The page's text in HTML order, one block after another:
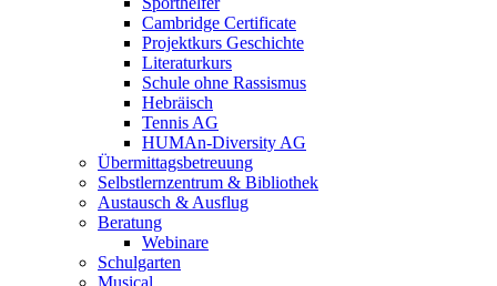
Cambridge Certificate
Projektkurs Geschichte
Literaturkurs
Schule ohne Rassismus
Hebräisch
Tennis AG
HUMAn-Diversity AG
Übermittagsbetreuung
Selbstlernzentrum & Bibliothek
Austausch & Ausflug
Beratung
Webinare
Schulgarten
Musical